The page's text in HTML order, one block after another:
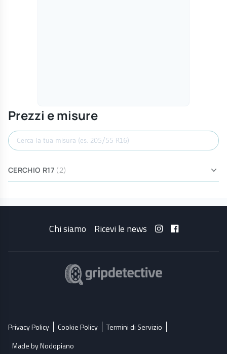
Prezzi e misure
Cerca misura
CERCHIO R17 (2)
Chi siamo Ricevi le news
Privacy Policy Cookie Policy
Termini di Servizio
Made by Nodopiano